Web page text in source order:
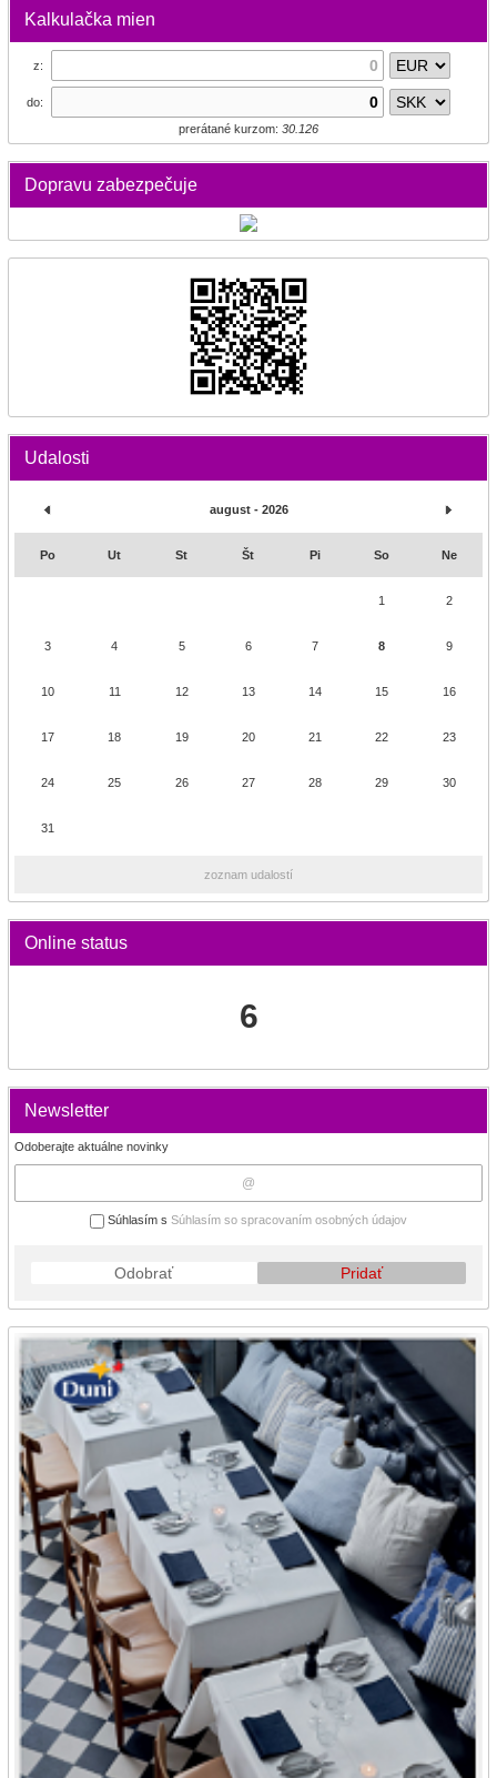
Kalkulačka mien
z:
do:
prerátané kurzom: 30.126
Dopravu zabezpečuje
Udalosti
august - 2026
Po Ut St Št Pi So Ne
1 2
3 4 5 6 7 8 9
10 11 12 13 14 15 16
17 18 19 20 21 22 23
24 25 26 27 28 29 30
31
zoznam udalostí
Online status
6
Newsletter
Odoberajte aktuálne novinky
Súhlasím s Súhlasím so spracovaním osobných údajov
Odobrať Pridať